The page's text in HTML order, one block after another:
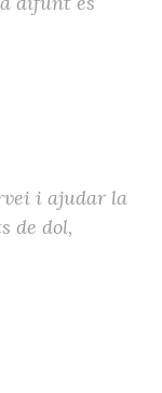
i ajudar la
de dol,